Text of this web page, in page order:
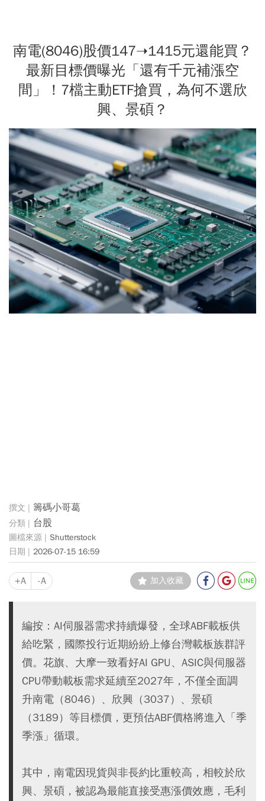
南電(8046)股價147➝1415元還能買？
最新目標價曝光「還有千元補漲空
間」！7檔主動ETF搶買，為何不選欣
興、景碩？
籌碼小哥葛
台股
Shutterstock
2026-07-15 16:59
+A -A 加入收藏
編按：AI伺服器需求持續爆發，全球ABF載板供
給吃緊，國際投行近期紛紛上修台灣載板族群評
價。花旗、大摩一致看好AI GPU、ASIC與伺服器
CPU帶動載板需求延續至2027年，不僅全面調
升南電（8046）、欣興（3037）、景碩
（3189）等目標價，更預估ABF價格將進入「季
季漲」循環。
其中，南電因現貨與非長約比重較高，相較於欣
興、景碩，被認為最能直接受惠漲價效應，毛利